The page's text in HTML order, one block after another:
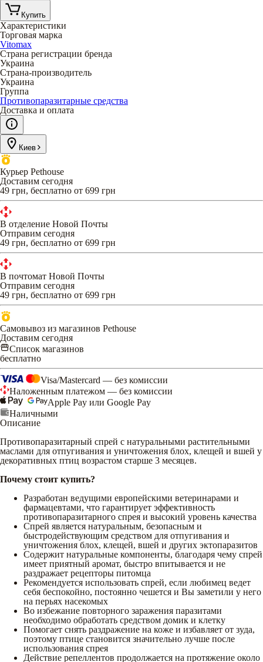
Купить
Характеристики
Торговая марка
Vitomax
Страна регистрации бренда
Украина
Страна-производитель
Украина
Группа
Противопаразитарные средства
Доставка и оплата
Киев
Курьер Pethouse
Доставим сегодня
49 грн, бесплатно от 699 грн
В отделение Новой Почты
Отправим сегодня
49 грн, бесплатно от 699 грн
В почтомат Новой Почты
Отправим сегодня
49 грн, бесплатно от 699 грн
Самовывоз из магазинов Pethouse
Доставим сегодня
Список магазинов
бесплатно
Visa/Mastercard — без комиссии
Наложенным платежом — без комиссии
Apple Pay или Google Pay
Наличными
Описание
Противопаразитарный спрей с натуральными растительными
маслами для отпугивания и уничтожения блох, клещей и вшей у
декоративных птиц возрастом старше 3 месяцев.
Почему стоит купить?
Разработан ведущими европейскими ветеринарами и
фармацевтами, что гарантирует эффективность
противопаразитарного спрея и высокий уровень качества
Спрей является натуральным, безопасным и
быстродействующим средством для отпугивания и
уничтожения блох, клещей, вшей и других эктопаразитов
Содержит натуральные компоненты, благодаря чему спрей
имеет приятный аромат, быстро впитывается и не
раздражает рецепторы питомца
Рекомендуется использовать спрей, если любимец ведет
себя беспокойно, постоянно чешется и Вы заметили у него
на перьях насекомых
Во избежание повторного заражения паразитами
необходимо обработать средством домик и клетку
Помогает снять раздражение на коже и избавляет от зуда,
поэтому птице становится значительно лучше после
использования спрея
Действие репеллентов продолжается на протяжение около